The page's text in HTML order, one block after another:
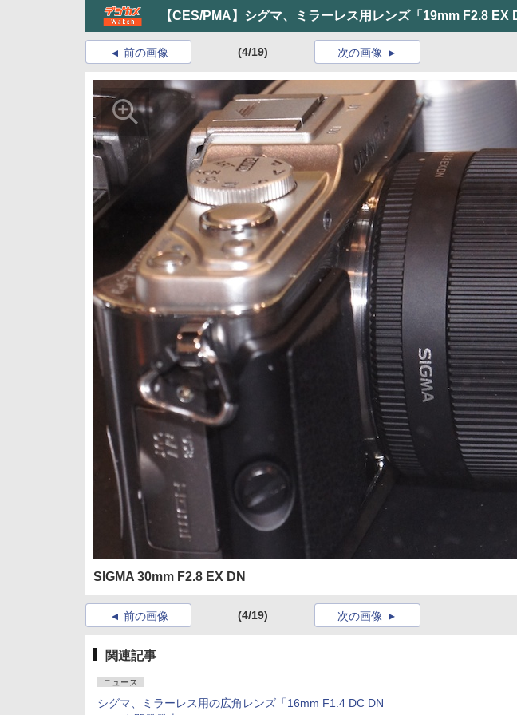
【CES/PMA】シグマ、ミラーレス用レンズ「19mm F2.8
前の画像 (4/19) 次の画像
SIGMA 30mm F2.8 EX DN
前の画像 (4/19) 次の画像
関連記事
ニュース
シグマ、ミラーレス用の広角レンズ「16mm F1.4 DC DN